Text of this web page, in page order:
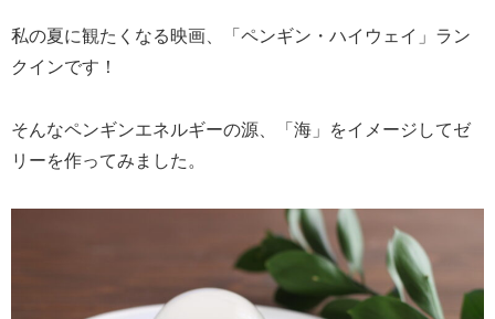
私の夏に観たくなる映画、「ペンギン・ハイウェイ」ラン
クインです！
そんなペンギンエネルギーの源、「海」をイメージしてゼ
リーを作ってみました。